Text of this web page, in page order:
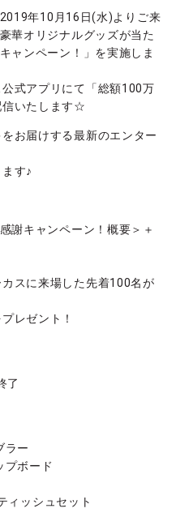
年10月16日(水)よりご来
華オリジナルグッズが当た
ャンペーン！」を実施しま
式アプリにて「総額100万
信いたします☆
お届けする最新のエンター
す♪
謝キャンペーン！概要＞＋
スに来場した先着100名が
レゼント！
了
ラー
ボード
ィッシュセット